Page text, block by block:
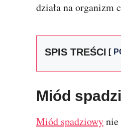
działa na organizm
SPIS TREŚCI
Miód
Miód spadziowynie